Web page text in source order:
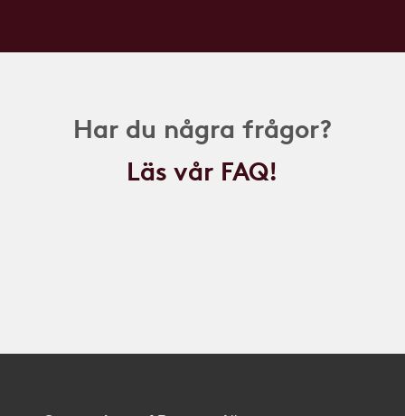
Har du några frågor?
Läs vår FAQ!